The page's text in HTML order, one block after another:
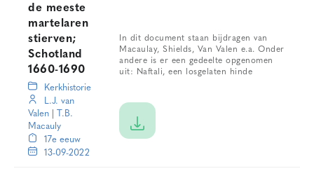
de meeste
martelaren
stierven;
Schotland
1660-1690
In dit document staan bijdragen van
Macaulay, Shields, Van Valen e.a. Onder
andere is er een gedeelte opgenomen
uit: Naftali, een losgelaten hinde
Kerkhistorie
L.J. van
Valen
T.B.
Macauly
17e eeuw
13-09-2022